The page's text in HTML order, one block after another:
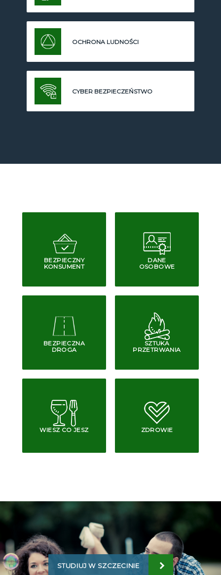
OCHRONA LUDNOŚCI
CYBER BEZPIECZEŃSTWO
BEZPIECZNY
KONSUMENT
DANE
OSOBOWE
BEZPIECZNA
DROGA
SZTUKA
PRZETRWANIA
WIESZ CO JESZ ZDROWIE
STUDIUJ W SZCZECINIE